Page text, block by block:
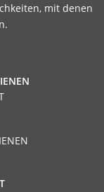
mit denen